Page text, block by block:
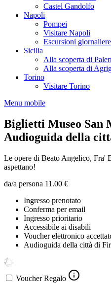
Castel Gandolfo
Napoli
Pompei
Visitare Napoli
Escursioni
Sicilia
Alla scoperta di
Alla scoperta di
Torino
Visitare Torino
Menu mobile
Biglietti Museo San
Audioguida della
Le opere di Beato Angelico, Fra'
aspettano!
da/a persona 11.00 €
Ingresso prenotato
Conferma per email
Ingresso prioritario
Accessibile ai disabili
Voucher elettronico
Audioguida della città di
Voucher Regalo